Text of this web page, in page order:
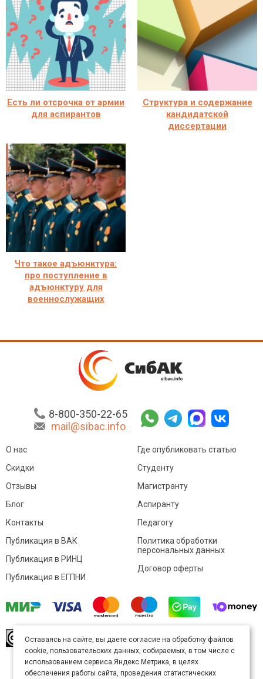
Есть ли отсрочка от армии
для аспирантов
Структура и содержание
кандидатской
диссертации
Что такое адъюнктура:
про поступление в
адъюнктуру для
военнослужащих
8-800-350-22-65
mail@sibac.info
О нас
Скидки
Отзывы
Блог
Контакты
Где опубликовать статью
Студенту
Магистранту
Аспиранту
Педагогу
Публикация в ВАК
Публикация в РИНЦ
Публикация в ЕГПНИ
Политика обработки
персональных данных
Договор оферты
произведение доступно полицензии Creative
Commons «Attribution» («Атрибуция») 4.0
Непортированная.
Карта сайта
Оставаясь на сайте, вы даете согласие на обработку файлов
cookie, пользовательских данных, собираемых, в том числе с
использованием сервиса Яндекс.Метрика, в целях
обеспечения работы сайта, проведения статистических